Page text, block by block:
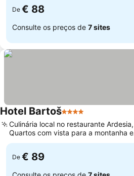
De € 88
Consulte os preços de 7 sites
Hotel Bartoš4 Estrelas
Culinária local no restaurante Ardesia,
Quartos com vista para a montanha e
jardim
De € 89